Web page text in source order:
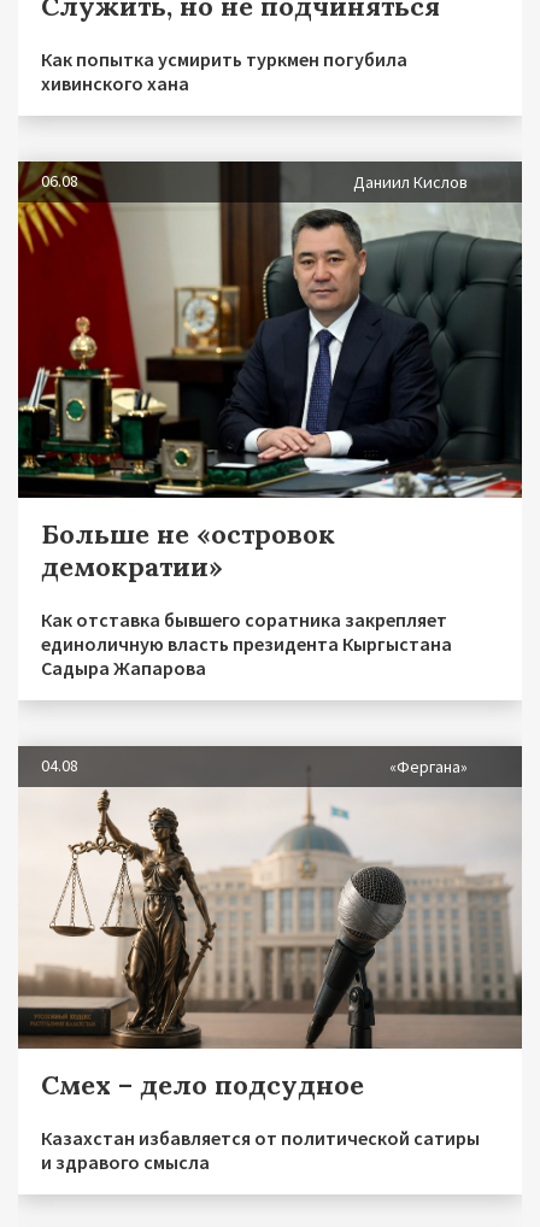
Как попытка усмирить туркмен погубила
хивинского хана
06.08 Даниил Кислов
Больше не «островок
демократии»
Как отставка бывшего соратника закрепляет
единоличную власть президента Кыргыстана
Садыра Жапарова
04.08 «Фергана»
Смех – дело подсудное
Казахстан избавляется от политической сатиры
и здравого смысла